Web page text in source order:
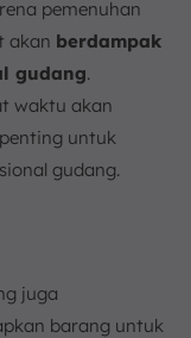
pemenuhan
akan berdampak
gudang.
waktu akan
untuk
gudang.
juga
barang untuk